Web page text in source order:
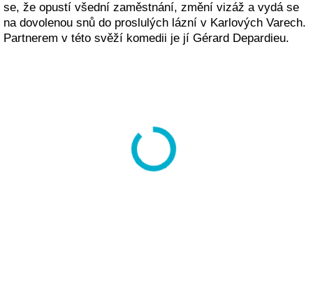
se, že opustí všední zaměstnání, změní vizáž a vydá se
na dovolenou snů do proslulých lázní v Karlových Varech.
Partnerem v této svěží komedii je jí Gérard Depardieu.